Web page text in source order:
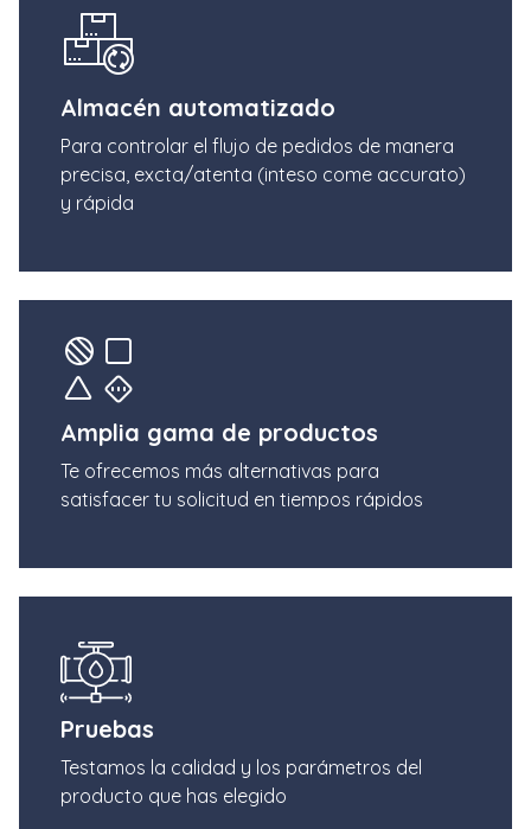
Almacén automatizado
Para controlar el flujo de pedidos de manera
precisa, excta/atenta (inteso come accurato)
y rápida
Amplia gama de productos
Te ofrecemos más alternativas para
satisfacer tu solicitud en tiempos rápidos
Pruebas
Testamos la calidad y los parámetros del
producto que has elegido